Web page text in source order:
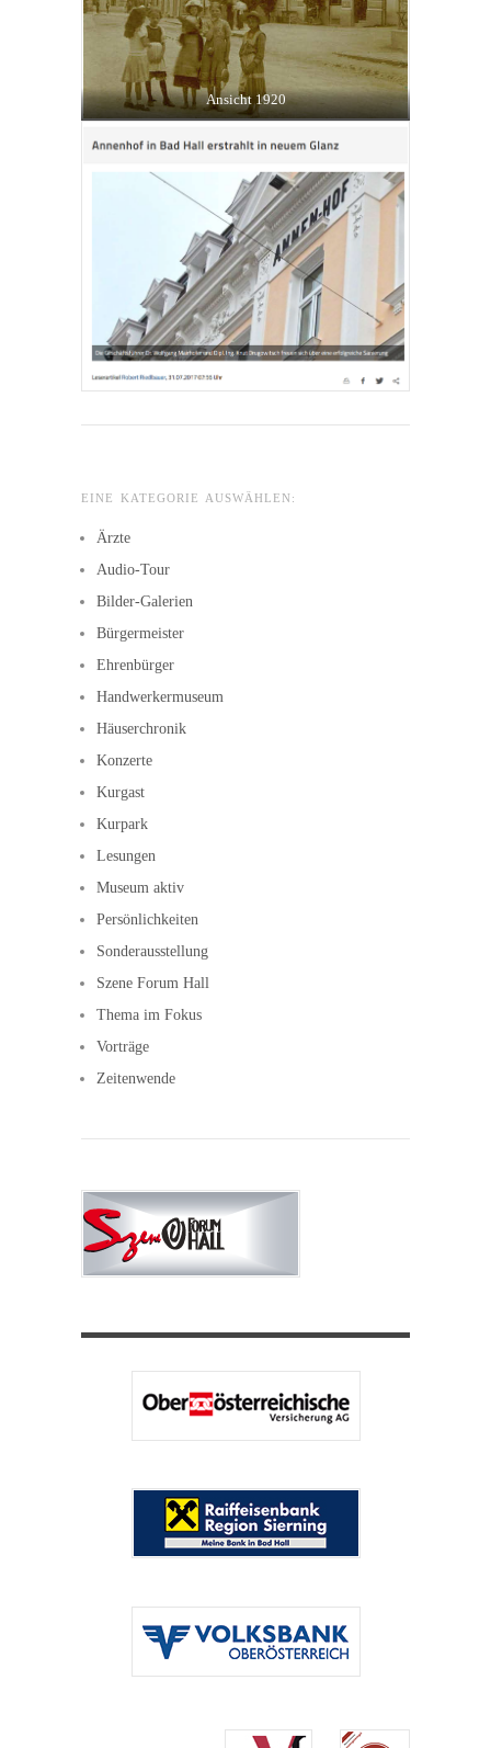
Ansicht 1920
EINE KATEGORIE AUSWÄHLEN:
Ärzte
Audio-Tour
Bilder-Galerien
Bürgermeister
Ehrenbürger
Handwerkermuseum
Häuserchronik
Konzerte
Kurgast
Kurpark
Lesungen
Museum aktiv
Persönlichkeiten
Sonderausstellung
Szene Forum Hall
Thema im Fokus
Vorträge
Zeitenwende